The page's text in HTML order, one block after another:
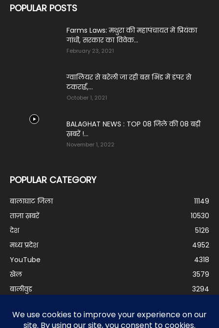
POPULAR POSTS
Farms Laws: मथुरा की महापंचायत में प्रियंका
गांधी, सरकार का विवेक...
February 23, 2021
ग्वालियर से बरेली जा रही बस भिंड में डंपर से
टकराई,...
October 1, 2021
BALAGHAT NEWS : TOP 08 जिले की 08 बड़ी
ख़बरें !...
November 1, 2022
POPULAR CATEGORY
बालाघाट जिला
11149
ताज़ा ख़बरें
10530
देश
5126
मध्य प्रदेश
4952
YouTube
4318
खेल
3579
बालीवुड
3294
बिजनेस
2973